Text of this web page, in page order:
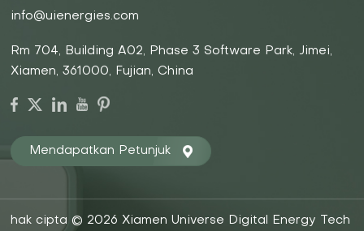
info@uienergies.com
Rm 704, Building A02, Phase 3 Software Park, Jimei,
Xiamen, 361000, Fujian, China
Mendapatkan Petunjuk
hak cipta © 2026 Xiamen Universe Digital Energy Tech